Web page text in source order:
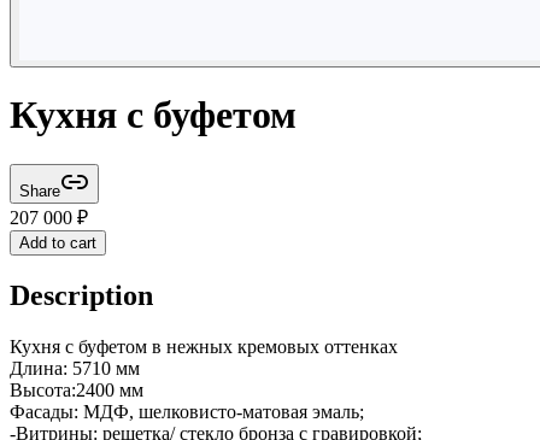
Кухня с буфетом
Share
207 000 ₽
Add to cart
Description
Кухня с буфетом в нежных кремовых оттенках
Длина: 5710 мм
Высота:2400 мм
Фасады: МДФ, шелковисто-матовая эмаль;
-Витрины: решетка/ стекло бронза с гравировкой;